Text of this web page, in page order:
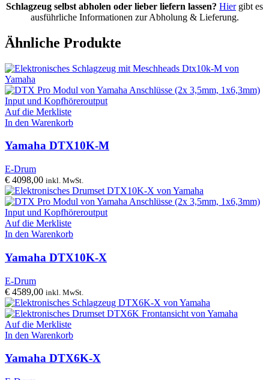
Schlagzeug selbst abholen oder lieber liefern lassen? Hiergibt es
ausführliche Informationen zur Abholung & Lieferung.
Ähnliche Produkte
Auf die Merkliste
In den Warenkorb
Yamaha DTX10K-M
E-Drum
€ 4098,00 inkl. MwSt.
Auf die Merkliste
In den Warenkorb
Yamaha DTX10K-X
E-Drum
€ 4589,00 inkl. MwSt.
Auf die Merkliste
In den Warenkorb
Yamaha DTX6K-X